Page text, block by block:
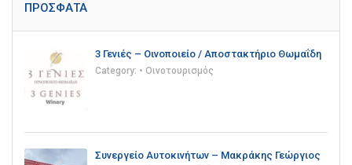
ΠΡΌΣΦΑΤΑ
3 Γενιές – Οινοποιείο / Αποστακτήριο Θωμαΐδη
Category: • Οινοτουρισμός
Συνεργείο Αυτοκινήτων – Μακράκης Γεώργιος